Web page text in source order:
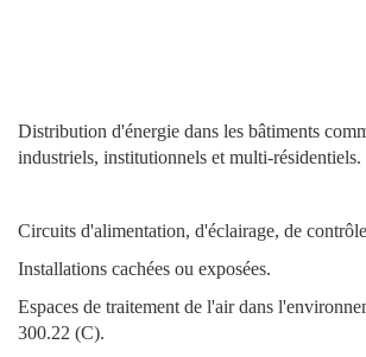
Distribution d'énergie dans les bâtiments
industriels, institutionnels et multi-résidentiels.
Circuits d'alimentation, d'éclairage, de
Installations cachées ou exposées.
Espaces de traitement de l'air dans
300.22 (C).